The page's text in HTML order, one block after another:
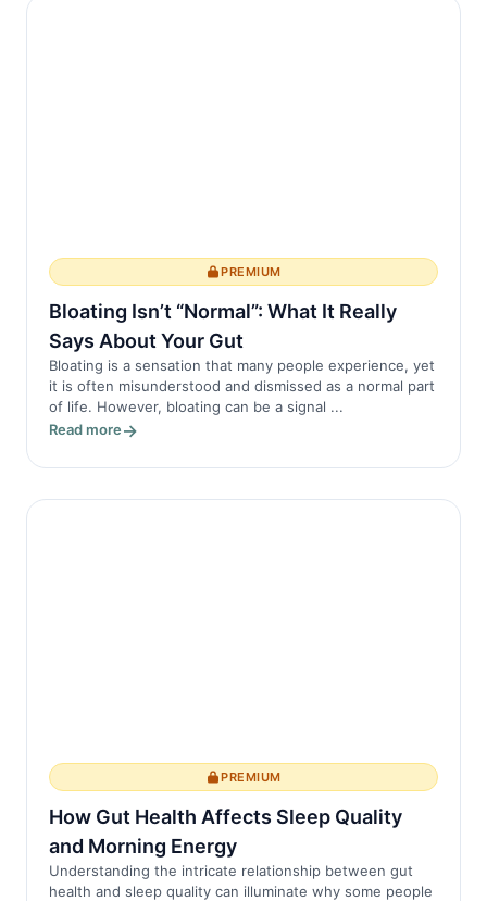
PREMIUM
Bloating Isn’t “Normal”: What It Really
Says About Your Gut
Bloating is a sensation that many people experience, yet
it is often misunderstood and dismissed as a normal part
of life. However, bloating can be a signal ...
Read more
PREMIUM
How Gut Health Affects Sleep Quality
and Morning Energy
Understanding the intricate relationship between gut
health and sleep quality can illuminate why some people